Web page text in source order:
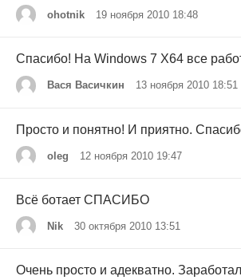
ohotnik 19 ноября 2010 18:48
Спасибо! На Windows 7 X64 все
Вася Васичкин 13 ноября 2010 18:51
Просто и понятно! И приятно.
oleg 12 ноября 2010 19:47
Всё ботает СПАСИБО
Nik 30 октября 2010 13:51
Очень просто и адекватно.